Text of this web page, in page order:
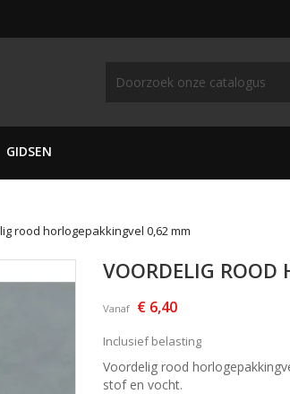
GIDSEN
rood horlogepakkingvel 0,62 mm
VOORDELIG ROOD
Vanaf € 6,40
Inclusief belasting
Voordelig rood
stof en vocht.